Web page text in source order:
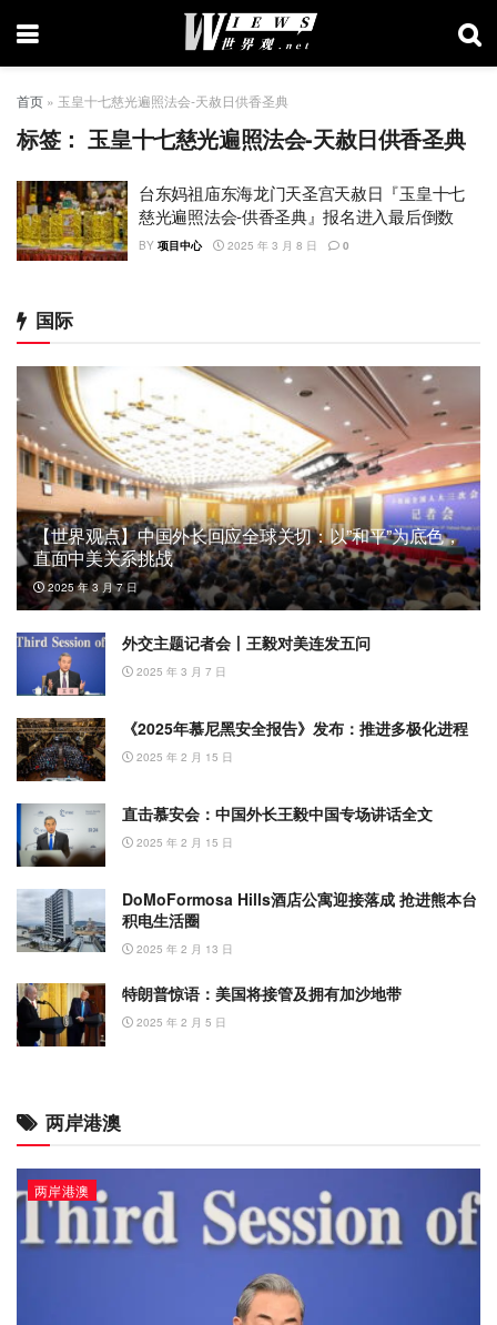
首页 » 玉皇十七慈光遍照法会-天赦日供香圣典
标签：玉皇十七慈光遍照法会-天赦日供香圣典
台东妈祖庙东海龙门天圣宫天赦日『玉皇十七
慈光遍照法会-供香圣典』报名进入最后倒数
BY 项目中心 2025 年 3 月 8 日 0
国际
【世界观点】中国外长回应全球关切：以”和平”为底色，
直面中美关系挑战
2025 年 3 月 7 日
外交主题记者会丨王毅对美连发五问
2025 年 3 月 7 日
《2025年慕尼黑安全报告》发布：推进多极化进程
2025 年 2 月 15 日
直击慕安会：中国外长王毅中国专场讲话全文
2025 年 2 月 15 日
DoMoFormosa Hills酒店公寓迎接落成 抢进熊本台
积电生活圈
2025 年 2 月 13 日
特朗普惊语：美国将接管及拥有加沙地带
2025 年 2 月 5 日
两岸港澳
两岸港澳